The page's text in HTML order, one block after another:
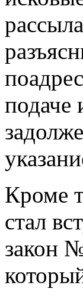
подаче
Кроме
стал
закон